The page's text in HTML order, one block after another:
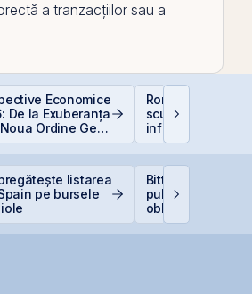
a tranzacțiilor sau a
Economice
De la Exuberanța
Ordine Geo-
România,
scumpiri în UE:
inflația de 8,4%
erodează
reale pentru
listarea
pe bursele
Bittnet lansează
publică pentru
obligațiunile